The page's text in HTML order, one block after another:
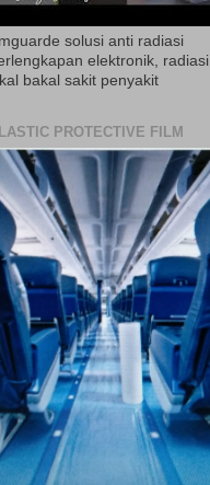
solusi anti radiasi
elektronik, radiasi
bakal sakit penyakit
PROTECTIVE FILM